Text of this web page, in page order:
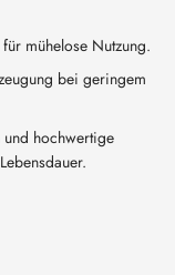
mühelose Nutzung.
bei geringem
und hochwertige